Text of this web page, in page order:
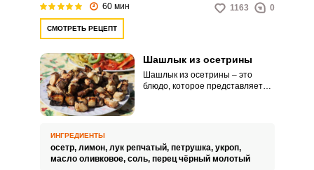
60 мин 1163 0
СМОТРЕТЬ РЕЦЕПТ
Шашлык из осетрины
Шашлык из осетрины – это
блюдо, которое представляет
вкусное и изысканное блюдо,
источник полезных веществ и
отличный вариант для пикника
ИНГРЕДИЕНТЫ
осетр, лимон, лук репчатый, петрушка, укроп,
масло оливковое, соль, перец чёрный молотый